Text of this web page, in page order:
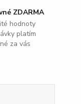
ZDARMA
hodnoty
platím
za vás